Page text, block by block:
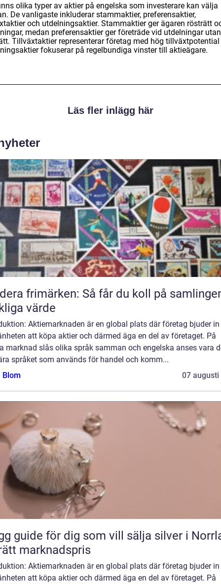
olika typer av aktier på engelska som investerare kan välja
De vanligaste inkluderar stammaktier, preferensaktier,
och utdelningsaktier. Stammaktier ger ägaren rösträtt
medan preferensaktier ger företräde vid utdelningar utan
Tillväxtaktier representerar företag med hög
fokuserar på regelbundiga vinster till aktieägare.
Läs fler inlägg här
frimärken: Så får du koll på
värde
Aktiemarknaden är en global plats där företag bjuder in
att köpa aktier och därmed äga en del av företaget. På
marknad slås olika språk samman och engelska anses vara
språket som används för handel och komm...
Blom
07 augusti
guide för dig som vill sälja silver i
marknadspris
Aktiemarknaden är en global plats där företag bjuder in
att köpa aktier och därmed äga en del av företaget. På